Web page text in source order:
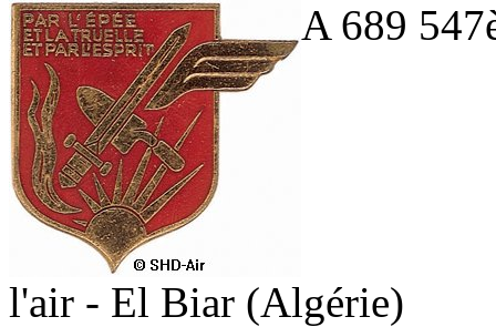
A 689
l'air - El Biar (Algérie)